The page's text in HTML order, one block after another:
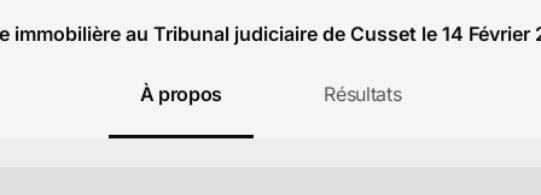
immobilière au Tribunal judiciaire de Cusset le 14 Février
À propos Résultats